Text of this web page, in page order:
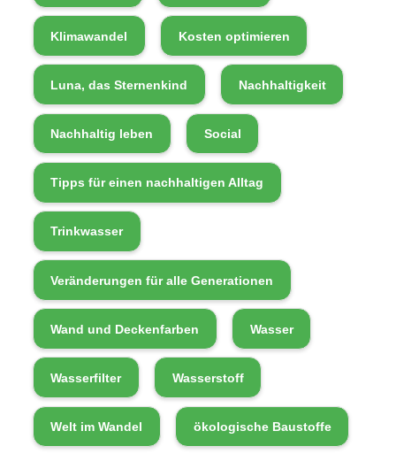
Klimawandel Kosten optimieren
Luna, das Sternenkind Nachhaltigkeit
Nachhaltig leben Social
Tipps für einen nachhaltigen Alltag
Trinkwasser
Veränderungen für alle Generationen
Wand und Deckenfarben Wasser
Wasserfilter Wasserstoff
Welt im Wandel ökologische Baustoffe